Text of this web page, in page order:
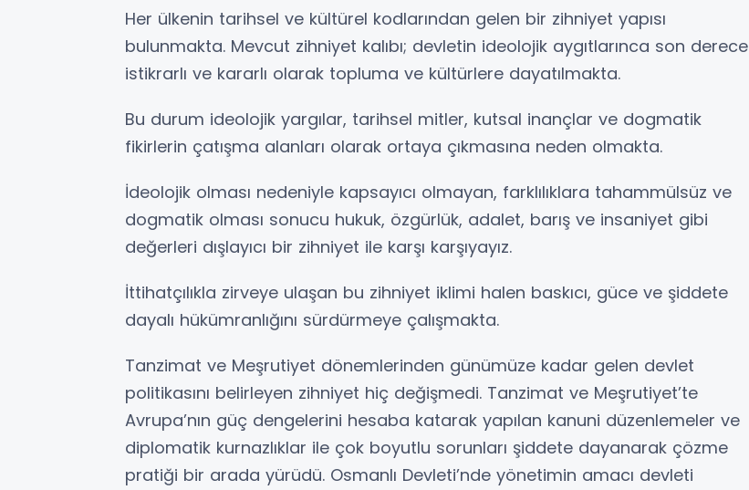
Her ülkenin tarihsel ve kültürel kodlarından gelen bir zihniyet yapısı
bulunmakta. Mevcut zihniyet kalıbı; devletin ideolojik aygıtlarınca son derece
istikrarlı ve kararlı olarak topluma ve kültürlere dayatılmakta.
Bu durum ideolojik yargılar, tarihsel mitler, kutsal inançlar ve dogmatik
fikirlerin çatışma alanları olarak ortaya çıkmasına neden olmakta.
İdeolojik olması nedeniyle kapsayıcı olmayan, farklılıklara tahammülsüz ve
dogmatik olması sonucu hukuk, özgürlük, adalet, barış ve insaniyet gibi
değerleri dışlayıcı bir zihniyet ile karşı karşıyayız.
İttihatçılıkla zirveye ulaşan bu zihniyet iklimi halen baskıcı, güce ve şiddete
dayalı hükümranlığını sürdürmeye çalışmakta.
Tanzimat ve Meşrutiyet dönemlerinden günümüze kadar gelen devlet
politikasını belirleyen zihniyet hiç değişmedi. Tanzimat ve Meşrutiyet’te
Avrupa’nın güç dengelerini hesaba katarak yapılan kanuni düzenlemeler ve
diplomatik kurnazlıklar ile çok boyutlu sorunları şiddete dayanarak çözme
pratiği bir arada yürüdü. Osmanlı Devleti’nde yönetimin amacı devleti